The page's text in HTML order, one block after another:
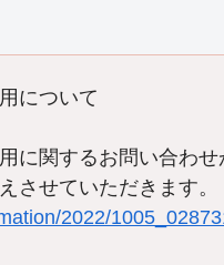
について
に関するお問い合わ
させていただきます。
2022/